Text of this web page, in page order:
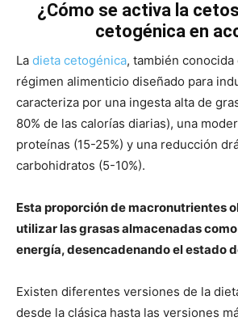
¿Cómo se activa la
cetogénica en
La dieta cetogénica, también
régimen alimenticio diseñado para
caracteriza por una ingesta alta de
80% de las calorías diarias), una
proteínas (15-25%) y una reducción
carbohidratos (5-10%).
Esta proporción de macronutrientes
utilizar las grasas almacenadas
energía, desencadenando el estado
Existen diferentes versiones de la
desde la clásica hasta las versiones